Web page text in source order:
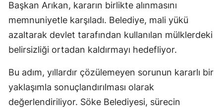
Başkan Arıkan, kararın birlikte alınmasını
memnuniyetle karşıladı. Belediye, mali yükü
azaltarak devlet tarafından kullanılan mülklerdeki
belirsizliği ortadan kaldırmayı hedefliyor.
Bu adım, yıllardır çözülemeyen sorunun kararlı bir
yaklaşımla sonuçlandırılması olarak
değerlendiriliyor. Söke Belediyesi, sürecin